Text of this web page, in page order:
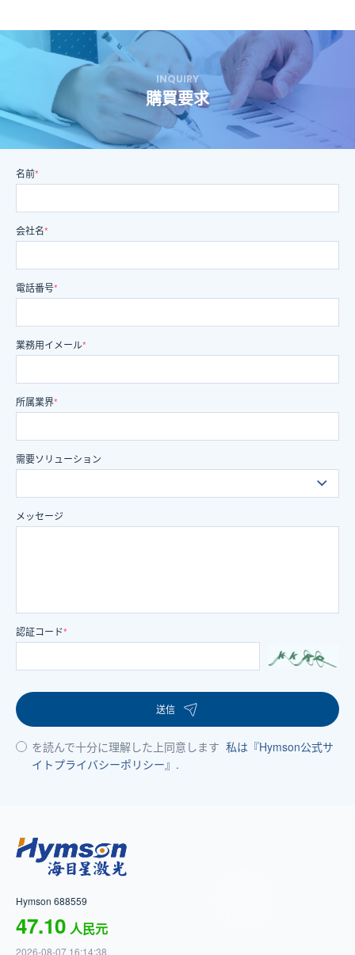
INQUIRY
購買要求
名前*
会社名*
電話番号*
業務用イメール*
所属業界*
需要ソリューション
メッセージ
認証コード*
送信
を読んで十分に理解した上同意します 私は『Hymson公式サ
イトプライバシーポリシー』.
Hymson 688559
47.10 人民元
2026-08-07 16:14:38